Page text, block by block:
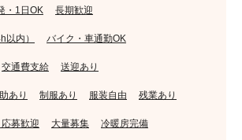
・1日OK 長期歓迎
内） バイク・車通勤OK
交通費支給 送迎あり
あり 制服あり 服装自由 残業あり
募歓迎 大量募集 冷暖房完備